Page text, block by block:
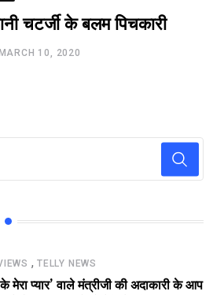
चटर्जी के बलम पिचकारी
MARCH 10, 2020
, TELLY NEWS
मेरा प्यार’ वाले मंत्रीजी की अदाकारी के आप